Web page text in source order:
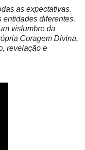
as expectativas.
entidades diferentes,
vislumbre da
Coragem Divina,
revelação e